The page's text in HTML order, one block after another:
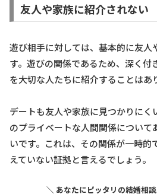
友人や家族に紹介されない
遊び相手に対しては、基本的に友人
す。遊びの関係であるため、深く付
を大切な人たちに紹介することはあ
デートも友人や家族に見つかりにく
のプライベートな人間関係について
いです。これは、その関係が一時的
えていない証拠と言えるでしょう。
＼ あなたにピッタリの結婚相